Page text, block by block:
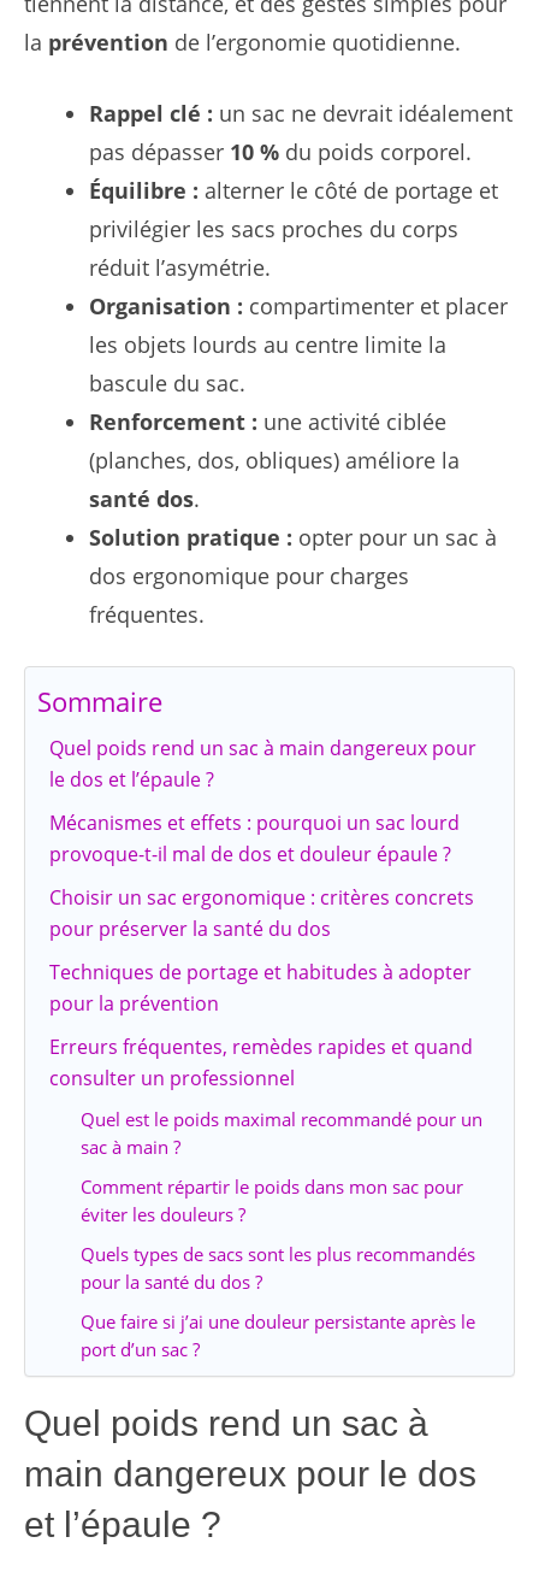
la prévention de l’ergonomie quotidienne.
Rappel clé : un sac ne devrait idéalement
pas dépasser 10 % du poids corporel.
Équilibre : alterner le côté de portage et
privilégier les sacs proches du corps
réduit l’asymétrie.
Organisation : compartimenter et placer
les objets lourds au centre limite la
bascule du sac.
Renforcement : une activité ciblée
(planches, dos, obliques) améliore la
santé dos.
Solution pratique : opter pour un sac à
dos ergonomique pour charges
fréquentes.
Sommaire
Quel poids rend un sac à main dangereux pour
le dos et l’épaule ?
Mécanismes et effets : pourquoi un sac lourd
provoque-t-il mal de dos et douleur épaule ?
Choisir un sac ergonomique : critères concrets
pour préserver la santé du dos
Techniques de portage et habitudes à adopter
pour la prévention
Erreurs fréquentes, remèdes rapides et quand
consulter un professionnel
Quel est le poids maximal recommandé pour un
sac à main ?
Comment répartir le poids dans mon sac pour
éviter les douleurs ?
Quels types de sacs sont les plus recommandés
pour la santé du dos ?
Que faire si j’ai une douleur persistante après le
port d’un sac ?
Quel poids rend un sac à
main dangereux pour le dos
et l’épaule ?